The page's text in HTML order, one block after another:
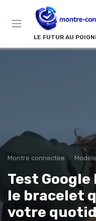
LE FUTUR AU
Montre connectee
Test
le bracelet
votre
Panneau de gestion des